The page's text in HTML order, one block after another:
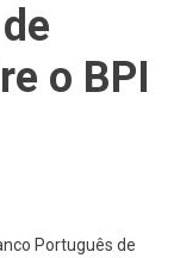
o BPI
Português de